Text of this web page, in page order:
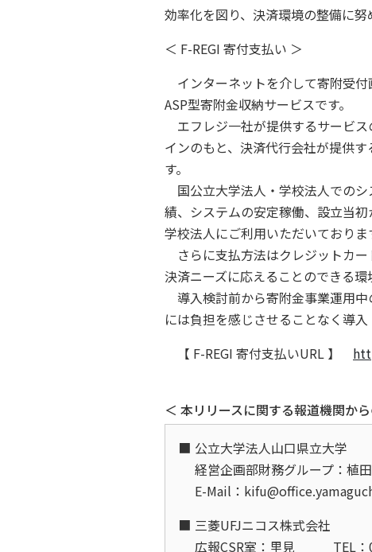
効率化を図り、決済環境の整備に努
＜ F-REGI 寄付支払い ＞
インターネットを介して寄附受
ASP型寄附金収納サービスです。
エフレジ一社が提供するサービ
インのもと、決済代行会社が提供
す。
国公立大学法人・学校法人での
績、システムの安定稼働、設立当
学校法人にご利用いただいておりま
さらに支払方法はクレジットカー
決済ニーズに応えることのできる環
導入検討前から寄附金事業運用
には負担を感じさせることなく導
【 F-REGI 寄付支払いURL 】
＜ 本リリースに関する報道機関か
公立大学法人山口県立大学
経営企画部財務グループ：植田
E-Mail：
三菱UFJニコス株式会社
広報CSR室：里見
TEL：